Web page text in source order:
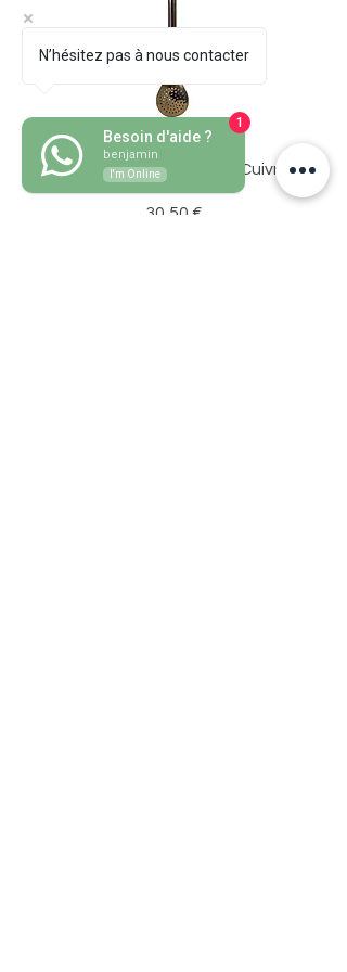
Bombillon Pico de Loro Cuivre
Prix
30,50 €
N’hésitez pas à nous contacter
Besoin d'aide ?
benjamin
I'm Online
1